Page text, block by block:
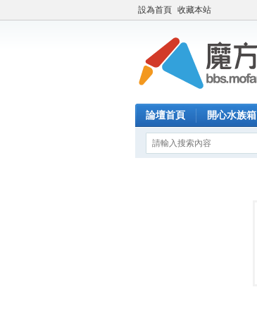
設為首頁 收藏本站
論壇首頁 開心水族箱